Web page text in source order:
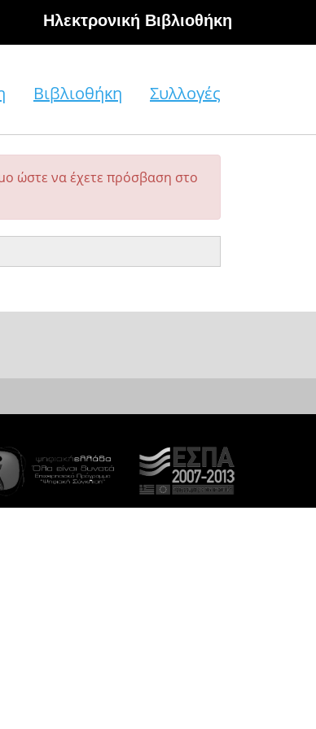
Hλεκτρονική Βιβλιοθήκη
Βιβλιοθήκη Συλλογές
ώστε να έχετε πρόσβαση στο